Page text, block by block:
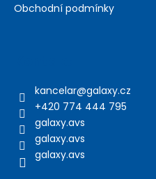
Obchodní podmínky
kancelar@galaxy.cz
+420 774 444 795
galaxy.avs
galaxy.avs
galaxy.avs